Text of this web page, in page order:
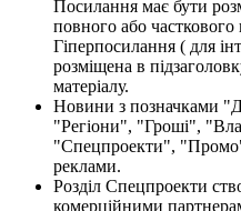
Посилання має бути
повного або часткового
Гіперпосилання ( для
розміщена в
матеріалу.
Новини з позначками
"Регіони", "Гроші",
"Спецпроекти",
реклами.
Розділ Спецпроекти
комерційними